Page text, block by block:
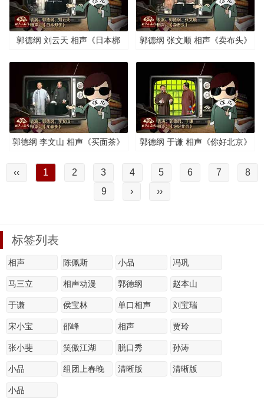
郭德纲 刘云天 相声《日本梆
郭德纲 张文顺 相声《卖布头》
郭德纲 李文山 相声《买面茶》
郭德纲 于谦 相声《你好北京》
‹‹ 1 2 3 4 5 6 7
8
9
› ››
标签列表
相声 陈佩斯 小品 冯巩
马三立 相声动漫 郭德纲 赵本山
于谦 侯宝林 单口相声 刘宝瑞
宋小宝 邵峰 相声 贾玲
张小斐 笑傲江湖 脱口秀 孙涛
小品 组团上春晚 清晰版 清晰版
小品